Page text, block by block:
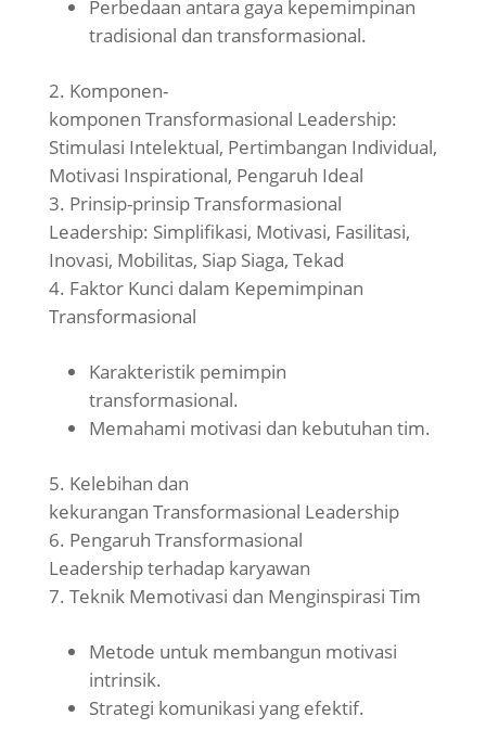
Perbedaan antara gaya kepemimpinan
tradisional dan transformasional.
Komponen-
komponen Transformasional Leadership:
Stimulasi Intelektual, Pertimbangan Individual,
Motivasi Inspirational, Pengaruh Ideal
Prinsip-prinsip Transformasional
Leadership: Simplifikasi, Motivasi, Fasilitasi,
Inovasi, Mobilitas, Siap Siaga, Tekad
Faktor Kunci dalam Kepemimpinan
Transformasional
Karakteristik pemimpin
transformasional.
Memahami motivasi dan kebutuhan tim.
Kelebihan dan
kekurangan Transformasional Leadership
Pengaruh Transformasional
Leadership terhadap karyawan
Teknik Memotivasi dan Menginspirasi Tim
Metode untuk membangun motivasi
intrinsik.
Strategi komunikasi yang efektif.